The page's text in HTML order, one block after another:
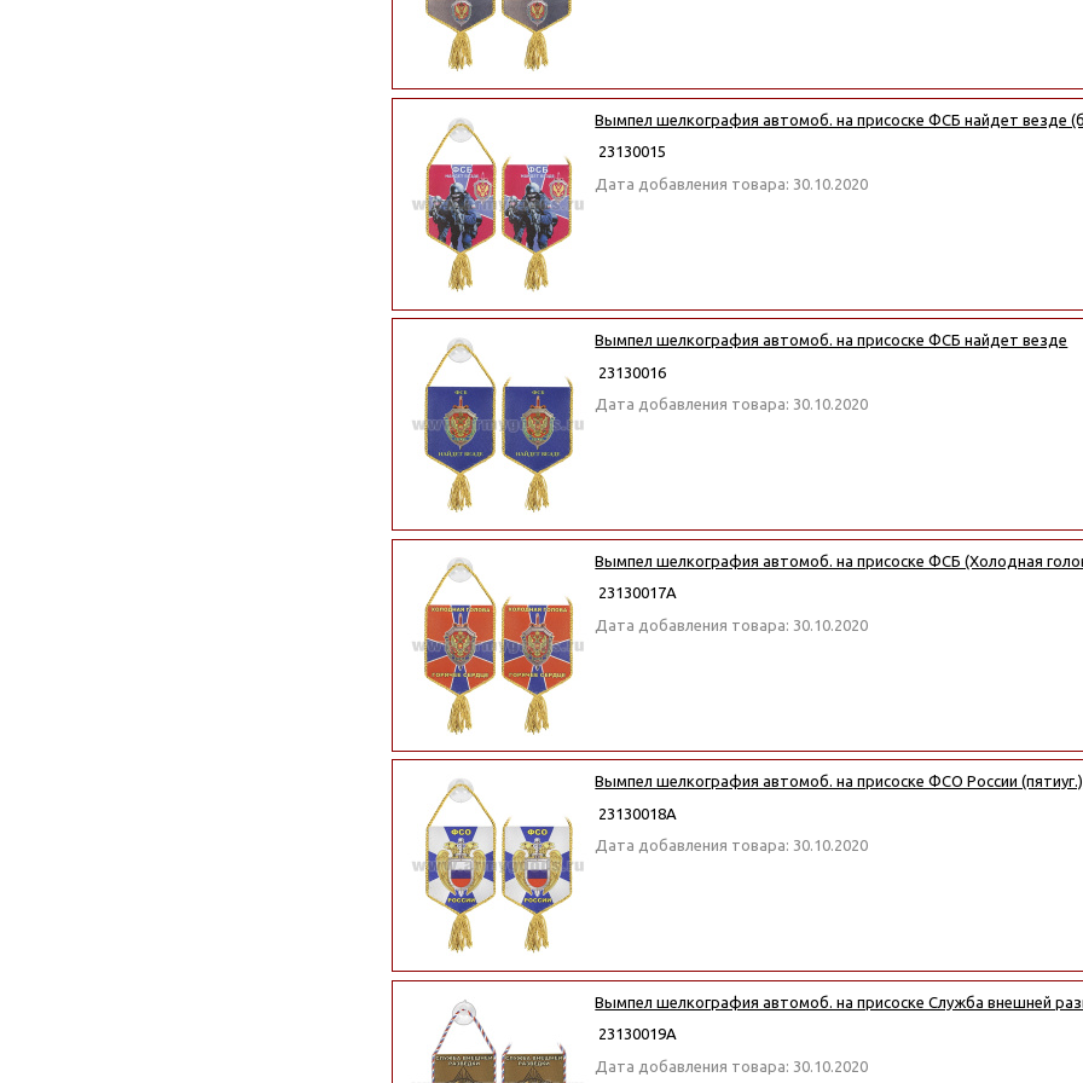
Вымпел шелкография автомоб. на присоске ФСБ найдет везде
23130015
Дата добавления товара: 30.10.2020
Вымпел шелкография автомоб. на присоске ФСБ найдет везде
23130016
Дата добавления товара: 30.10.2020
Вымпел шелкография автомоб. на присоске ФСБ (Холодная
23130017А
Дата добавления товара: 30.10.2020
Вымпел шелкография автомоб. на присоске ФСО России (пятиуг.)
23130018А
Дата добавления товара: 30.10.2020
Вымпел шелкография автомоб. на присоске Служба внешней
23130019А
Дата добавления товара: 30.10.2020